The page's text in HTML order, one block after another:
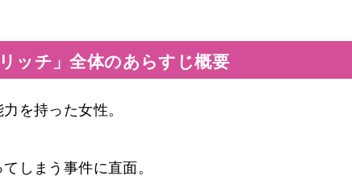
ッチ」全体のあらすじ概要
を持った女性。
しまう事件に直面。